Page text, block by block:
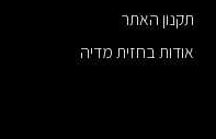
תקנון האתר
אודות בחזית מדיה